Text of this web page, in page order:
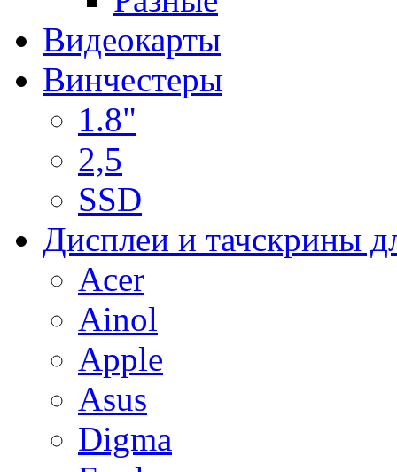
Видеокарты
Винчестеры
1.8"
2,5
SSD
Дисплеи и тачскрины
Acer
Ainol
Apple
Asus
Digma